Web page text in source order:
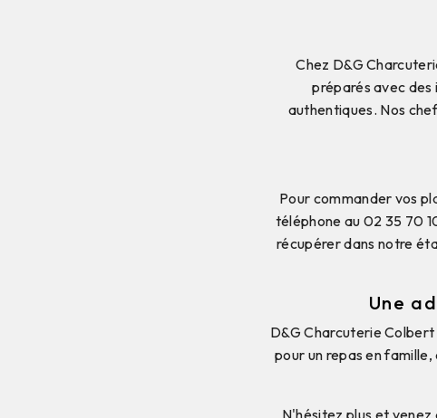
Chez D&G
préparés avec des
authentiques. Nos
Pour commander vos
téléphone au 02 35 70
récupérer dans notre
Une
D&G Charcuterie
pour un repas en
N'hésitez plus et